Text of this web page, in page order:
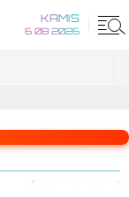
KAMIS
6 08 2026